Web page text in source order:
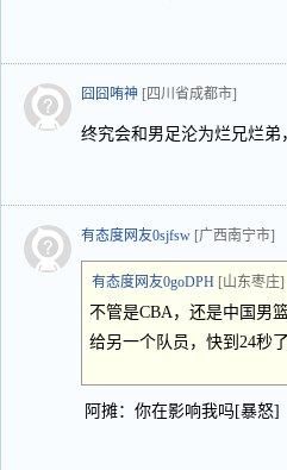
囧囧哊神 [四川省成都市]
终究会和男足沦为烂兄烂
有态度网友0sjfsw [广西南宁市]
有态度网友0goDPH [山东枣庄]
不管是CBA，还是中国男
给另一个队员，快到24秒
阿摊：你在影响我吗[暴怒]